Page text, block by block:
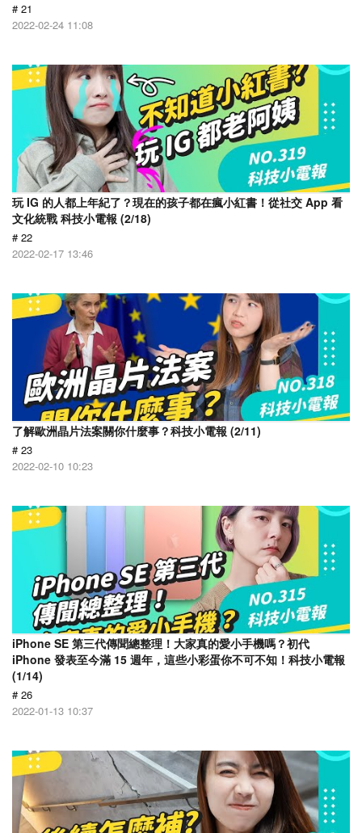
# 21
2022-02-24 11:08
玩 IG 的人都上年紀了？現在的孩子都在瘋小紅書！從社交 App 看
文化統戰 科技小電報 (2/18)
# 22
2022-02-17 13:46
了解歐洲晶片法案關你什麼事？科技小電報 (2/11)
# 23
2022-02-10 10:23
iPhone SE 第三代傳聞總整理！大家真的愛小手機嗎？初代
iPhone 發表至今滿 15 週年，這些小彩蛋你不可不知！科技小電報
(1/14)
# 26
2022-01-13 10:37